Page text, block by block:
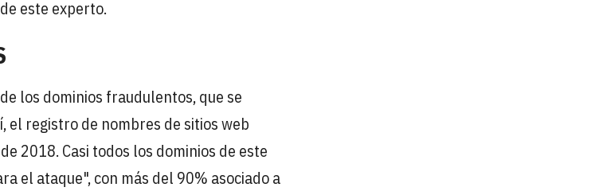
este experto.
los dominios fraudulentos, que se
el registro de nombres de sitios web
2018. Casi todos los dominios de este
el ataque", con más del 90% asociado a